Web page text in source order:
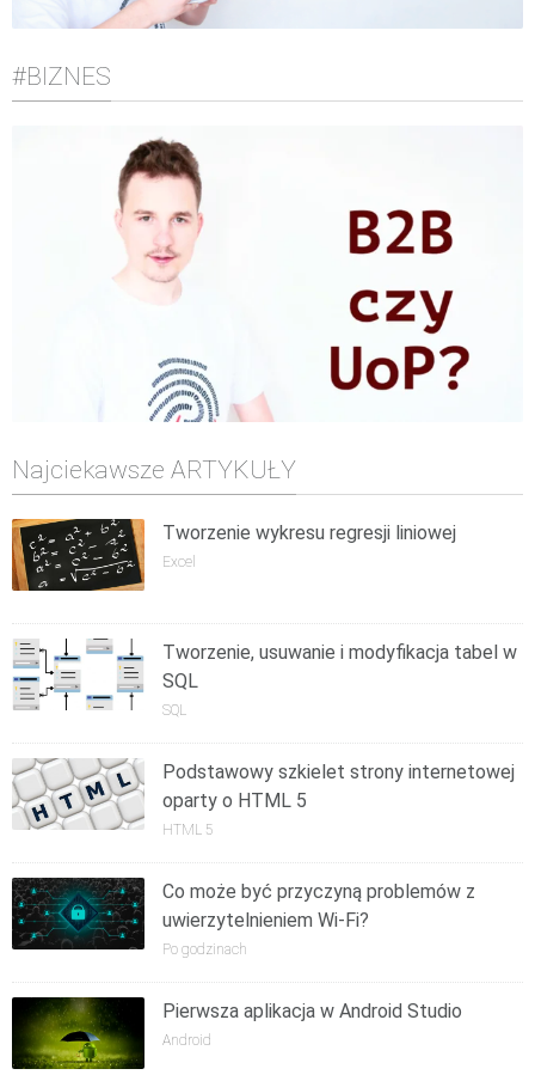
#BIZNES
Najciekawsze ARTYKUŁY
Tworzenie wykresu regresji liniowej
Excel
Tworzenie, usuwanie i modyfikacja tabel w
SQL
SQL
Podstawowy szkielet strony internetowej
oparty o HTML 5
HTML 5
Co może być przyczyną problemów z
uwierzytelnieniem Wi-Fi?
Po godzinach
Pierwsza aplikacja w Android Studio
Android